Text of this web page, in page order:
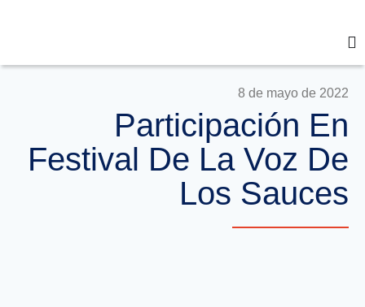
8 de mayo de 2022
Participación En
Festival De La Voz De
Los Sauces